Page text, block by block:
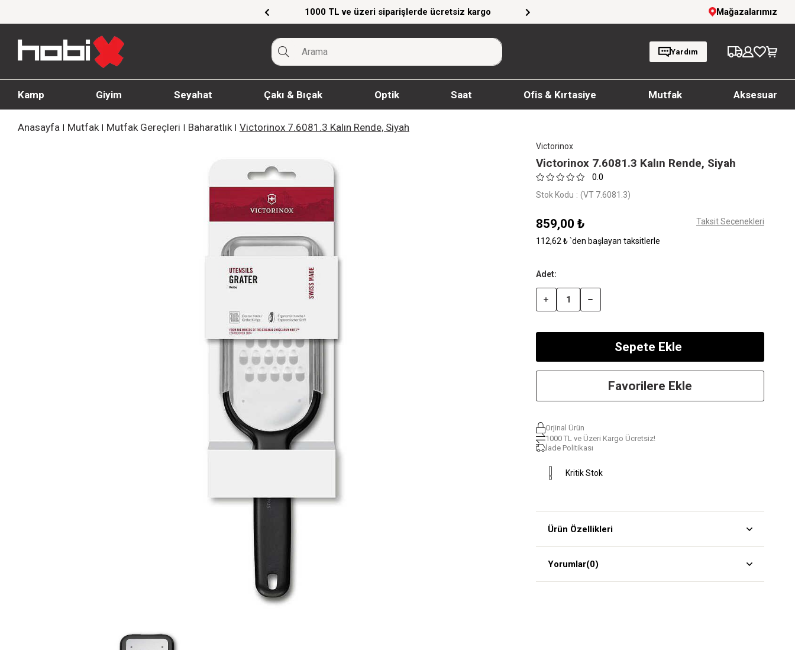
1000 TL ve üzeri siparişlerde ücretsiz kargo Giyim Ürünlerinde %20'ye Varan İndirim! 1000 TL ve üzeri siparişlerde ücretsiz
Mağazalarımız
Yardım
Kamp Giyim Seyahat Çakı & Bıçak Optik Saat Ofis & Kırtasiye Mutfak Aksesuar
Anasayfa Mutfak Mutfak Gereçleri Baharatlık Victorinox 7.6081.3 Kalın Rende, Siyah
Victorinox
Victorinox 7.6081.3 Kalın Rende, Siyah
0.0
Stok Kodu (VT 7.6081.3)
859,00 ₺ Taksit Seçenekleri
112,62 ₺ `den başlayan taksitlerle
Favorilere Ekle
Orjinal Ürün
1000 TL ve Üzeri Kargo Ücretsiz!
İade Politikası
Kritik Stok
Ürün Özellikleri
Yorumlar(0)